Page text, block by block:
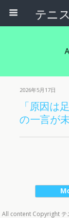
2026年5月17日
「原因は
の一言が
All content Copyright テ